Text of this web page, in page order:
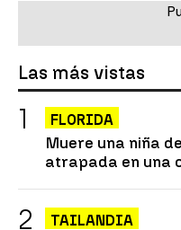
Las más vistas
FLORIDA
Muere una niña
atrapada en una
TAILANDIA